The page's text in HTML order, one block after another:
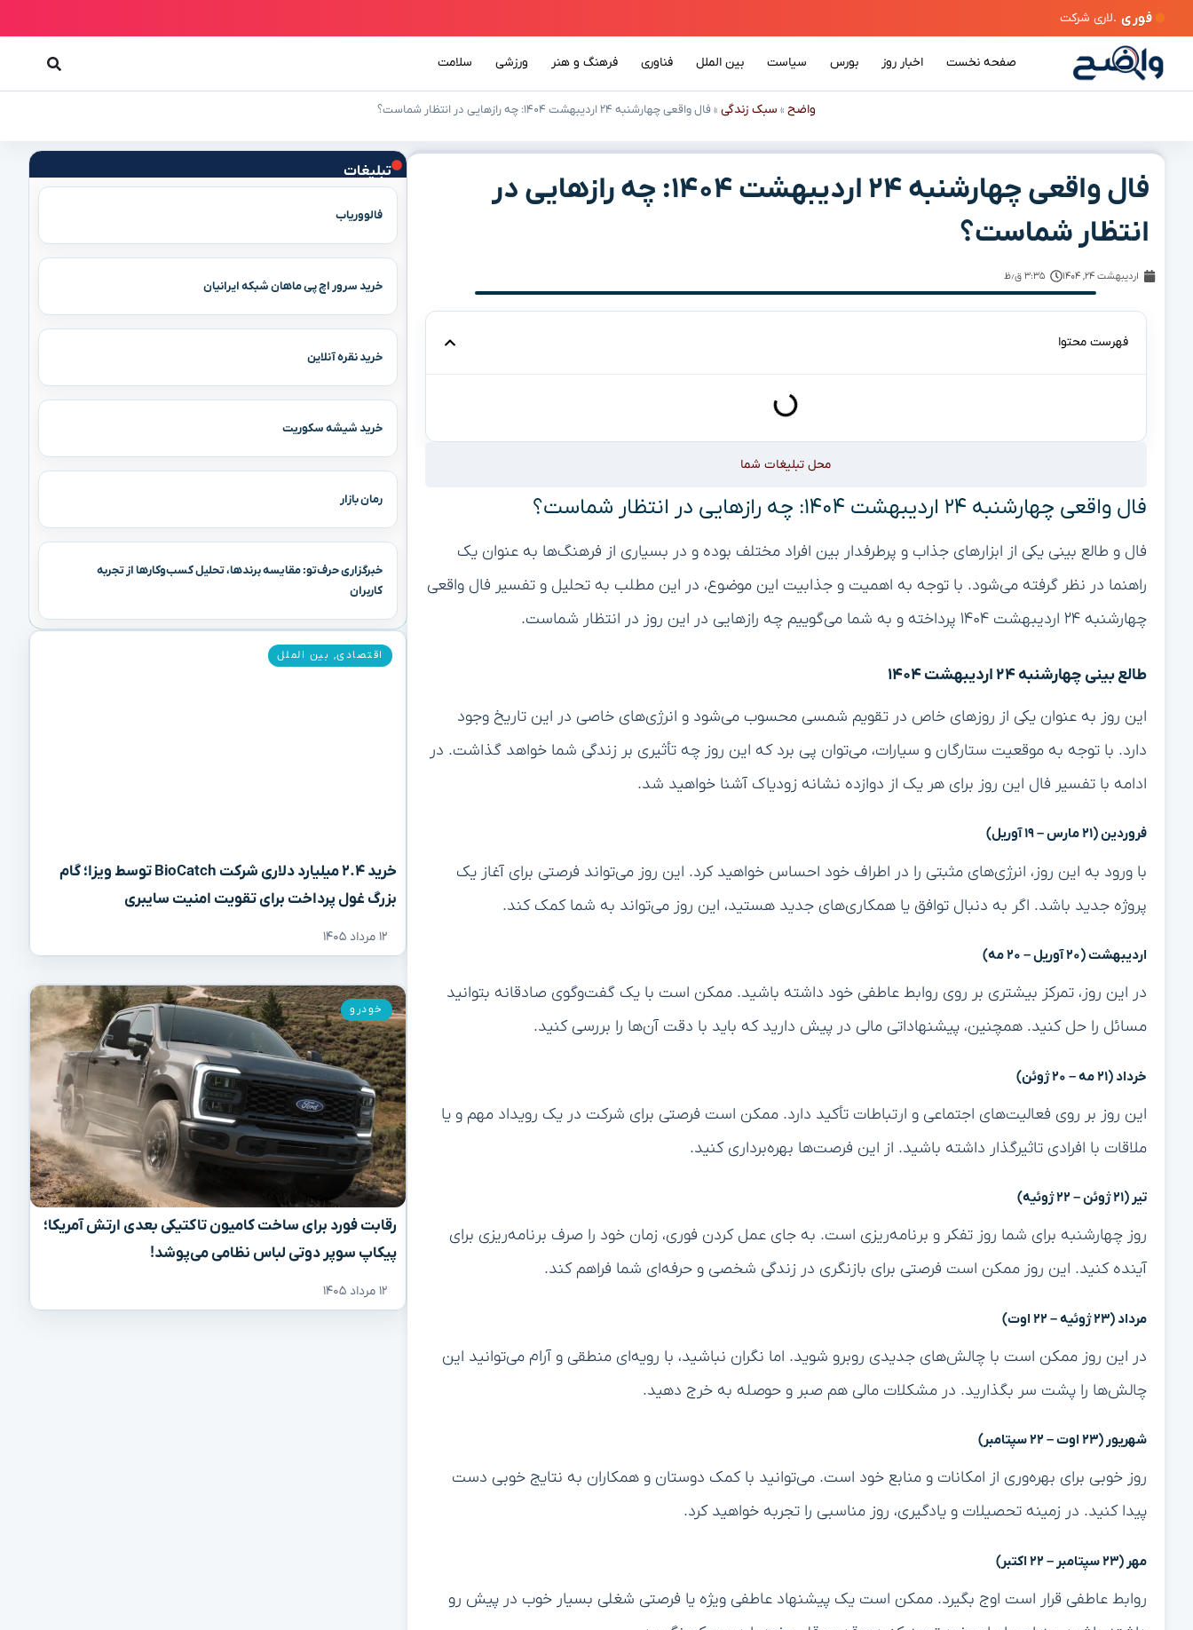
فوری
صفحه نخست اخبار روز بورس سیاست بین الملل فناوری فرهنگ و هنر ورزشی سلامت
واضح » سبک زندگی »فال واقعی چهارشنبه ۲۴ اردیبهشت ۱۴۰۴: چه رازهایی در انتظار شماست؟
تبلیغات
فالووریاب
خرید سرور اچ پی ماهان شبکه ایرانیان
خرید نقره آنلاین
خرید شیشه سکوریت
رمان بازار
خبرگزاری حرف‌تو: مقایسه برندها، تحلیل کسب‌وکارها از تجربه
کاربران
خرید ۲.۴ میلیارد دلاری شرکت BioCatch توسط ویزا؛ گام
بزرگ غول پرداخت برای تقویت امنیت سایبری
۱۲ مرداد ۱۴۰۵
اقتصادی, بین الملل
رقابت فورد برای ساخت کامیون تاکتیکی بعدی ارتش آمریکا؛
پیکاپ سوپر دوتی لباس نظامی می‌پوشد!
۱۲ مرداد ۱۴۰۵
خودرو
فال واقعی چهارشنبه ۲۴ اردیبهشت ۱۴۰۴: چه رازهایی در
انتظار شماست؟
اردیبهشت ۲۴, ۱۴۰۴ ۳:۳۵ ق٫ظ
فهرست محتوا
محل تبلیغات شما
فال واقعی چهارشنبه ۲۴ اردیبهشت ۱۴۰۴: چه رازهایی در انتظار شماست؟
فال و طالع بینی یکی از ابزارهای جذاب و پرطرفدار بین افراد مختلف بوده و در بسیاری از فرهنگ‌ها به عنوان یک
راهنما در نظر گرفته می‌شود. با توجه به اهمیت و جذابیت این موضوع، در این مطلب به تحلیل و تفسیر فال واقعی
چهارشنبه ۲۴ اردیبهشت ۱۴۰۴ پرداخته و به شما می‌گوییم چه رازهایی در این روز در انتظار شماست.
طالع بینی چهارشنبه ۲۴ اردیبهشت ۱۴۰۴
این روز به عنوان یکی از روزهای خاص در تقویم شمسی محسوب می‌شود و انرژی‌های خاصی در این تاریخ وجود
دارد. با توجه به موقعیت ستارگان و سیارات، می‌توان پی برد که این روز چه تأثیری بر زندگی شما خواهد گذاشت. در
ادامه با تفسیر فال این روز برای هر یک از دوازده نشانه زودیاک آشنا خواهید شد.
فروردین (۲۱ مارس – ۱۹ آوریل)
با ورود به این روز، انرژی‌های مثبتی را در اطراف خود احساس خواهید کرد. این روز می‌تواند فرصتی برای آغاز یک
پروژه جدید باشد. اگر به دنبال توافق یا همکاری‌های جدید هستید، این روز می‌تواند به شما کمک کند.
اردیبهشت (۲۰ آوریل – ۲۰ مه)
در این روز، تمرکز بیشتری بر روی روابط عاطفی خود داشته باشید. ممکن است با یک گفت‌وگوی صادقانه بتوانید
مسائل را حل کنید. همچنین، پیشنهاداتی مالی در پیش دارید که باید با دقت آن‌ها را بررسی کنید.
خرداد (۲۱ مه – ۲۰ ژوئن)
این روز بر روی فعالیت‌های اجتماعی و ارتباطات تأکید دارد. ممکن است فرصتی برای شرکت در یک رویداد مهم و یا
ملاقات با افرادی تاثیرگذار داشته باشید. از این فرصت‌ها بهره‌برداری کنید.
تیر (۲۱ ژوئن – ۲۲ ژوئیه)
روز چهارشنبه برای شما روز تفکر و برنامه‌ریزی است. به جای عمل کردن فوری، زمان خود را صرف برنامه‌ریزی برای
آینده کنید. این روز ممکن است فرصتی برای بازنگری در زندگی شخصی و حرفه‌ای شما فراهم کند.
مرداد (۲۳ ژوئیه – ۲۲ اوت)
در این روز ممکن است با چالش‌های جدیدی روبرو شوید. اما نگران نباشید، با رویه‌ای منطقی و آرام می‌توانید این
چالش‌ها را پشت سر بگذارید. در مشکلات مالی هم صبر و حوصله به خرج دهید.
شهریور (۲۳ اوت – ۲۲ سپتامبر)
روز خوبی برای بهره‌وری از امکانات و منابع خود است. می‌توانید با کمک دوستان و همکاران به نتایج خوبی دست
پیدا کنید. در زمینه تحصیلات و یادگیری، روز مناسبی را تجربه خواهید کرد.
مهر (۲۳ سپتامبر – ۲۲ اکتبر)
روابط عاطفی قرار است اوج بگیرد. ممکن است یک پیشنهاد عاطفی ویژه یا فرصتی شغلی بسیار خوب در پیش رو